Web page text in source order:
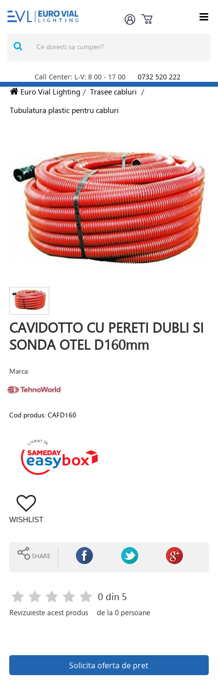
Call Center: L-V: 8 00 - 17 00 0732 520 222
Euro Vial Lighting / Trasee cabluri /
Tubulatura plastic pentru cabluri
CAVIDOTTO CU PERETI DUBLI SI
SONDA OTEL D160mm
Marca:
Cod produs:CAFD160
WISHLIST
SHARE
Revizuieste acest produs
0 din 5
de la0 persoane
Solicita oferta de pret